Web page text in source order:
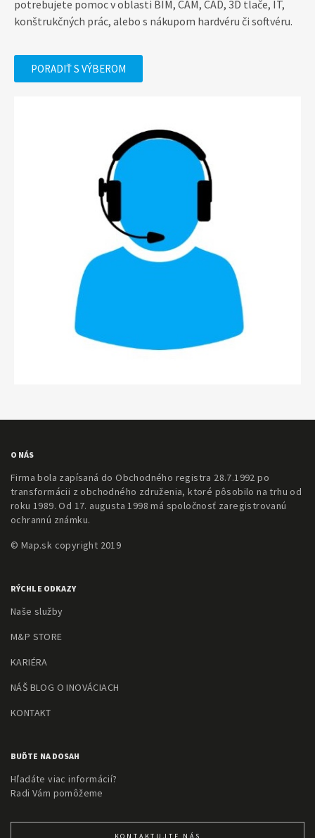
potrebujete pomoc v oblasti BIM, CAM, CAD, 3D tlače, IT,
konštrukčných prác, alebo s nákupom hardvéru či softvéru.
PORADIŤ S VÝBEROM
O NÁS
Firma bola zapísaná do Obchodného registra 28.7.1992 po
transformácii z obchodného združenia, ktoré pôsobilo na trhu od
roku 1989. Od 17. augusta 1998 má spoločnosť zaregistrovanú
ochrannú známku.
© Map.sk copyright 2019
RÝCHLE ODKAZY
Naše služby
M&P STORE
KARIÉRA
NÁŠ BLOG O INOVÁCIACH
KONTAKT
BUĎTE NA DOSAH
Hľadáte viac informácií?
Radi Vám pomôžeme
KONTAKTUJTE NÁS